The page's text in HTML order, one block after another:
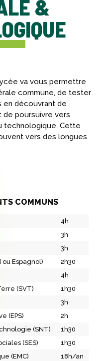
&
va vous permettre
commune, de tester
découvrant de
de poursuivre vers
technologique. Cette
vers des longues
COMMUNS
4h
3h
3h
Espagnol)
2h30
4h
(SVT)
1h30
3h
(EPS)
2h
(SNT)
1h30
(SES)
1h30
(EMC)
18h/an